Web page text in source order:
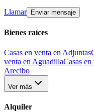
Llamar Enviar mensaje
Bienes raíces
Casas en venta en Adjuntas
venta en AguadillaCasas
Arecibo
Ver más
Alquiler